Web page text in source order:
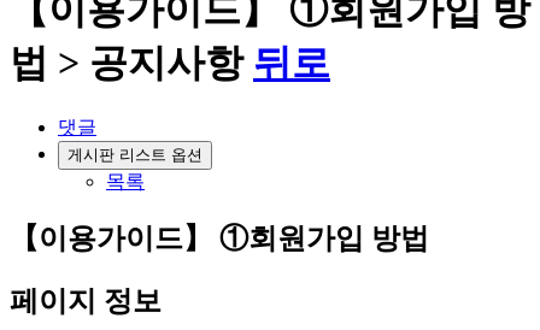
【이용가이드】 ①회원가입 방
법 > 공지사항 뒤로
댓글
게시판 리스트 옵션
목록
【이용가이드】 ①회원가입 방법
페이지 정보